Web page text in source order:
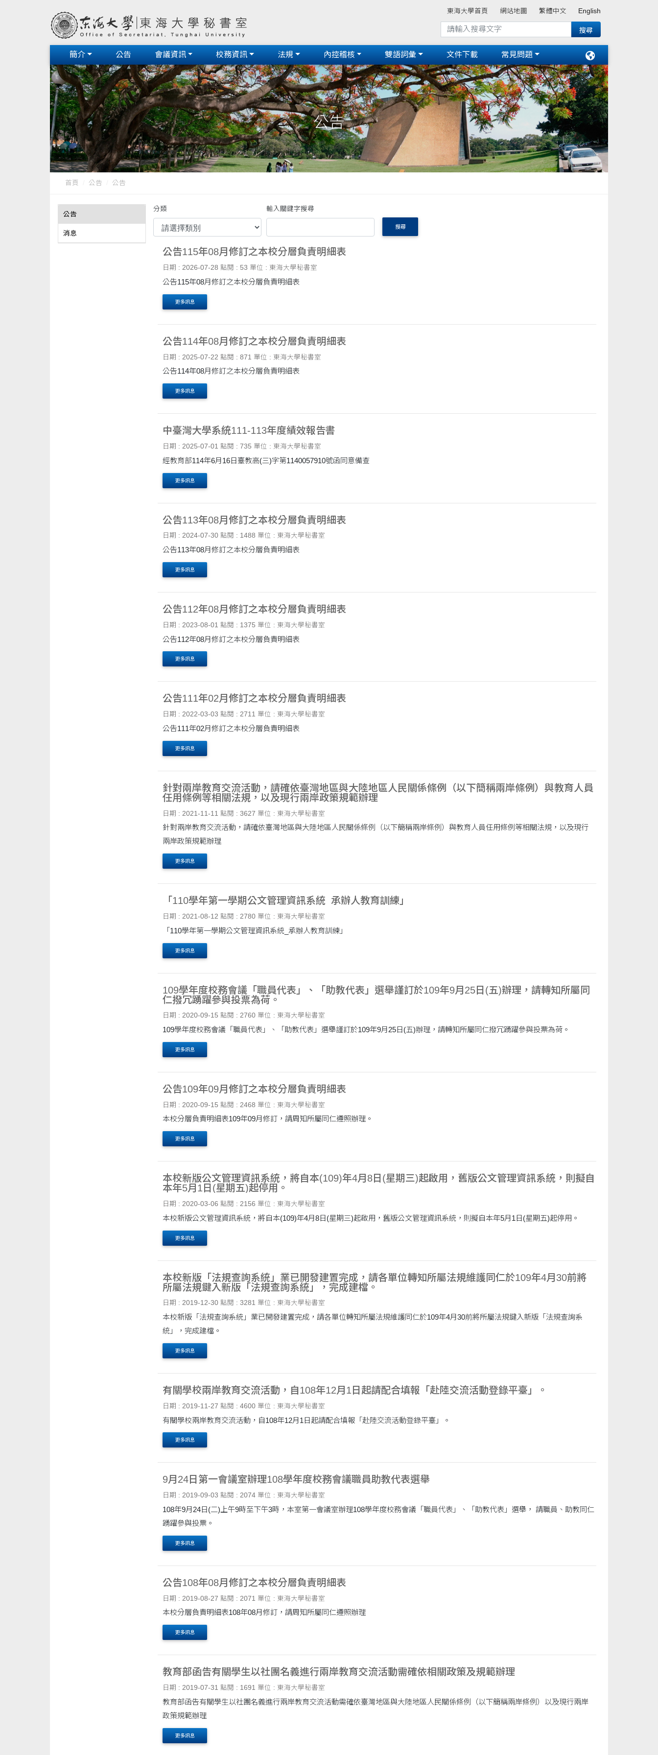
東海大學首頁 網站地圖 繁體中文 English
簡介 公告 會議資訊 校務資訊 法規 內控稽核 雙語詞彙 文件下載 常見問題
公告
首頁 公告 公告
公告
消息
分類 輸入關鍵字搜尋
搜尋
公告115年08月修訂之本校分層負責明細表
日期 : 2026-07-28 點閱 : 53 單位 : 東海大學秘書室
公告115年08月修訂之本校分層負責明細表
更多訊息
公告114年08月修訂之本校分層負責明細表
日期 : 2025-07-22 點閱 : 871 單位 : 東海大學秘書室
公告114年08月修訂之本校分層負責明細表
更多訊息
中臺灣大學系統111-113年度績效報告書
日期 : 2025-07-01 點閱 : 735 單位 : 東海大學秘書室
經教育部114年6月16日臺教高(三)字第1140057910號函同意備查
更多訊息
公告113年08月修訂之本校分層負責明細表
日期 : 2024-07-30 點閱 : 1488 單位 : 東海大學秘書室
公告113年08月修訂之本校分層負責明細表
更多訊息
公告112年08月修訂之本校分層負責明細表
日期 : 2023-08-01 點閱 : 1375 單位 : 東海大學秘書室
公告112年08月修訂之本校分層負責明細表
更多訊息
公告111年02月修訂之本校分層負責明細表
日期 : 2022-03-03 點閱 : 2711 單位 : 東海大學秘書室
公告111年02月修訂之本校分層負責明細表
更多訊息
針對兩岸教育交流活動，請確依臺灣地區與大陸地區人民關係條例（以下簡稱兩岸條例）與教育人員
任用條例等相關法規，以及現行兩岸政策規範辦理
日期 : 2021-11-11 點閱 : 3627 單位 : 東海大學秘書室
針對兩岸教育交流活動，請確依臺灣地區與大陸地區人民關係條例（以下簡稱兩岸條例）與教育人員任用條例等相關法規，以及現行
兩岸政策規範辦理
更多訊息
「110學年第一學期公文管理資訊系統_承辦人教育訓練」
日期 : 2021-08-12 點閱 : 2780 單位 : 東海大學秘書室
「110學年第一學期公文管理資訊系統_承辦人教育訓練」
更多訊息
109學年度校務會議「職員代表」、「助教代表」選舉謹訂於109年9月25日(五)辦理，請轉知所屬同
仁撥冗踴躍參與投票為荷。
日期 : 2020-09-15 點閱 : 2760 單位 : 東海大學秘書室
109學年度校務會議「職員代表」、「助教代表」選舉謹訂於109年9月25日(五)辦理，請轉知所屬同仁撥冗踴躍參與投票為荷。
更多訊息
公告109年09月修訂之本校分層負責明細表
日期 : 2020-09-15 點閱 : 2468 單位 : 東海大學秘書室
本校分層負責明細表109年09月修訂，請周知所屬同仁遵照辦理。
更多訊息
本校新版公文管理資訊系統，將自本(109)年4月8日(星期三)起啟用，舊版公文管理資訊系統，則擬自
本年5月1日(星期五)起停用。
日期 : 2020-03-06 點閱 : 2156 單位 : 東海大學秘書室
本校新版公文管理資訊系統，將自本(109)年4月8日(星期三)起啟用，舊版公文管理資訊系統，則擬自本年5月1日(星期五)起停用。
更多訊息
本校新版「法規查詢系統」業已開發建置完成，請各單位轉知所屬法規維護同仁於109年4月30前將
所屬法規鍵入新版「法規查詢系統」，完成建檔。
日期 : 2019-12-30 點閱 : 3281 單位 : 東海大學秘書室
本校新版「法規查詢系統」業已開發建置完成，請各單位轉知所屬法規維護同仁於109年4月30前將所屬法規鍵入新版「法規查詢系
統」，完成建檔。
更多訊息
有關學校兩岸教育交流活動，自108年12月1日起請配合填報「赴陸交流活動登錄平臺」。
日期 : 2019-11-27 點閱 : 4600 單位 : 東海大學秘書室
有關學校兩岸教育交流活動，自108年12月1日起請配合填報「赴陸交流活動登錄平臺」。
更多訊息
9月24日第一會議室辦理108學年度校務會議職員助教代表選舉
日期 : 2019-09-03 點閱 : 2074 單位 : 東海大學秘書室
108年9月24日(二)上午9時至下午3時，本室第一會議室辦理108學年度校務會議「職員代表」、「助教代表」選舉， 請職員、助教同仁
踴躍參與投票。
更多訊息
公告108年08月修訂之本校分層負責明細表
日期 : 2019-08-27 點閱 : 2071 單位 : 東海大學秘書室
本校分層負責明細表108年08月修訂，請周知所屬同仁遵照辦理
更多訊息
教育部函告有關學生以社團名義進行兩岸教育交流活動需確依相關政策及規範辦理
日期 : 2019-07-31 點閱 : 1691 單位 : 東海大學秘書室
教育部函告有關學生以社團名義進行兩岸教育交流活動需確依臺灣地區與大陸地區人民關係條例（以下簡稱兩岸條例）以及現行兩岸
政策規範辦理
更多訊息